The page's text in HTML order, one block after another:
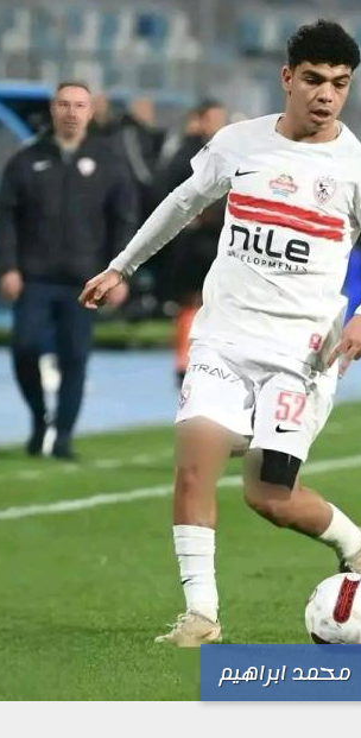
محمد ابراهيم